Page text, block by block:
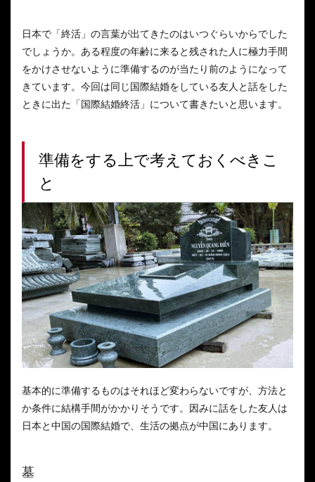
日本で「終活」の言葉が出てきたのはいつぐらいからでした
でしょうか。ある程度の年齢に来ると残された人に極力手間
をかけさせないように準備するのが当たり前のようになって
きています。今回は同じ国際結婚をしている友人と話をした
ときに出た「国際結婚終活」について書きたいと思います。
準備をする上で考えておくべきこ
と
基本的に準備するものはそれほど変わらないですが、方法と
か条件に結構手間がかかりそうです。因みに話をした友人は
日本と中国の国際結婚で、生活の拠点が中国にあります。
墓